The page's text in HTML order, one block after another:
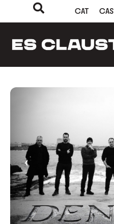
CAT CAS
‹